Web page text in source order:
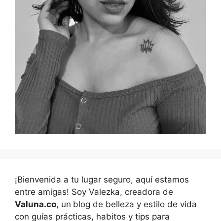
¡Bienvenida a tu lugar seguro, aquí estamos
entre amigas! Soy Valezka, creadora de
Valuna.co, un blog de belleza y estilo de vida
con guías prácticas, habitos y tips para